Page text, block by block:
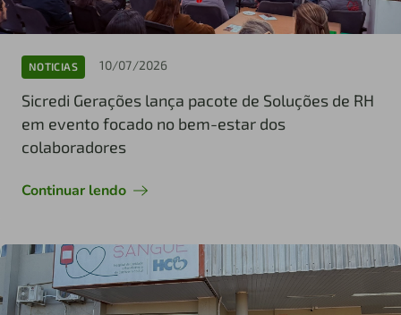
NOTICIAS 10/07/2026
Sicredi Gerações lança pacote de Soluções de RH
em evento focado no bem-estar dos
colaboradores
Continuar lendo